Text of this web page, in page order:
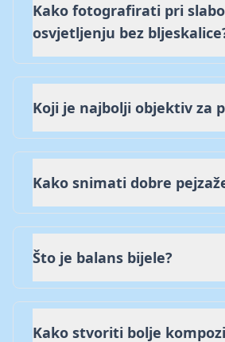
Kako fotografirati pri
osvjetljenju bez
Koji je najbolji objektiv za
Kako snimati dobre
Što je balans bijele?
Kako stvoriti bolje